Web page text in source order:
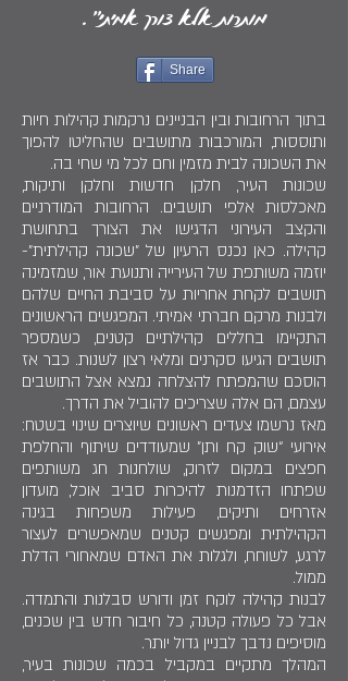
מותרות אלא צורך אמיתי".
Share
בתוך הרחובות ובין הבניינים נרקמות קהילות חיות
ותוססות, המורכבות מתושבים שהחליטו להפוך
את השכונה לבית מזמין וחם לכל מי שחי בה.
שכונות העיר, חלקן חדשות וחלקן ותיקות,
מאכלסות אלפי תושבים. הרחובות המודרניים
והקצב העירוני הדגישו את הצורך בתחושת
קהילה. כאן נכנס הרעיון של "שכונה קהילתית"-
יוזמה משותפת של העירייה ותנועת אור, שמזמינה
תושבים לקחת אחריות על סביבת החיים שלהם
ולבנות מרקם חברתי אמיתי. המפגשים הראשונים
התקיימו בחללים קהילתיים קטנים, כשמספר
תושבים הגיעו סקרנים ומלאי רצון לשנות. כבר אז
הוסכם שהמפתח להצלחה נמצא אצל התושבים
עצמם, הם אלה שצריכים להוביל את הדרך.
מאז נרשמו צעדים ראשונים שיוצרים שינוי בשטח:
אירועי “שוק קח ותן” שמעודדים שיתוף והחלפת
חפצים במקום לזרוק, שולחנות חג משותפים
שפתחו הזדמנות להיכרות סביב אוכל, מועדון
אזרחים ותיקים, פעילות משפחות בגינה
הקהילתית ומפגשים קטנים שמאפשרים לעצור
לרגע, לשוחח, ולגלות את האדם שמאחורי הדלת
ממול.
לבנות קהילה לוקח זמן ודורש סבלנות והתמדה.
אבל כל פעולה קטנה, כל חיבור חדש בין שכנים,
מוסיפים נדבך לבניין גדול יותר.
המהלך מתקיים במקביל בכמה שכונות בעיר,